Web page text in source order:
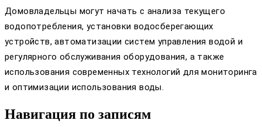
Домовладельцы могут начать с анализа текущего
водопотребления, установки водосберегающих
устройств, автоматизации систем управления водой и
регулярного обслуживания оборудования, а также
использования современных технологий для мониторинга
и оптимизации использования воды.
Навигация по записям